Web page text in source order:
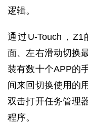
逻辑。
通过U-Touch，
面、左右滑动切换
装有数十个APP的
间来回切换使用的
双击打开任务管理
程序。